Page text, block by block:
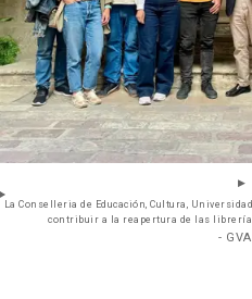
La Conselleria de Educación, Cultura,
contribuir a la reapertura de las
- GVA